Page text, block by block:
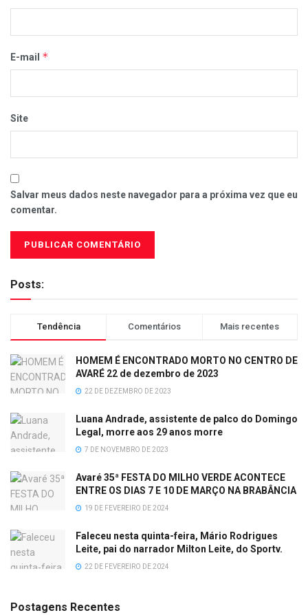
E-mail *
Site
Salvar meus dados neste navegador para a próxima vez que eu
comentar.
Posts:
Tendência Comentários Mais recentes
HOMEM É ENCONTRADO MORTO NO CENTRO DE
AVARÉ 22 de dezembro de 2023
22 DE DEZEMBRO DE 2023
Luana Andrade, assistente de palco do Domingo
Legal, morre aos 29 anos morre
7 DE NOVEMBRO DE 2023
Avaré 35ª FESTA DO MILHO VERDE ACONTECE
ENTRE OS DIAS 7 E 10 DE MARÇO NA BRABÂNCIA
19 DE FEVEREIRO DE 2024
Faleceu nesta quinta-feira, Mário Rodrigues
Leite, pai do narrador Milton Leite, do Sportv.
22 DE FEVEREIRO DE 2024
Postagens Recentes